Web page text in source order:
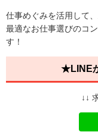
仕事めぐみを活用して
最適なお仕事選びのコ
す！
★LINE
↓↓